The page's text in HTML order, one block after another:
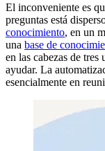
El inconveniente es
preguntas está
conocimiento, en un
una base de
en las cabezas de tres
ayudar. La
esencialmente en